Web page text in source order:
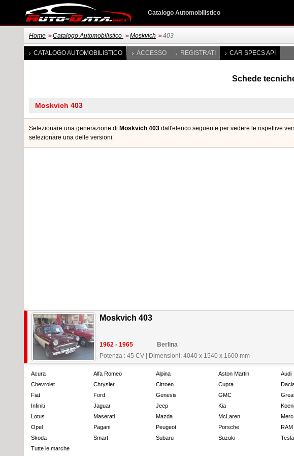
Catalogo Automobilistico
Home >> Catalogo Automobilistico >> Moskvich >> 403
CATALOGO AUTOMOBILISTICO ACCESSO REGISTRATI CAR SPECS API
Schede
Selezionare una generazione di Moskvich 403 dall'elenco seguente per vedere le rispettive
selezionare una delle versioni.
Moskvich 403
1962 - 1965
Berlina
Potenza : 45 CV
Dimensioni: 4040 x 1540 x 1600 mm
Acura Alfa Romeo Alpina Aston Martin Audi
Chevrolet
Chrysler Citroen Cupra
Fiat
Ford Genesis GMC
Infiniti
Jaguar Jeep Kia
Lotus
Maserati Mazda McLaren
Opel
Pagani Peugeot Porsche RAM
Skoda
Smart Subaru Suzuki Tesla
Tutte le marche